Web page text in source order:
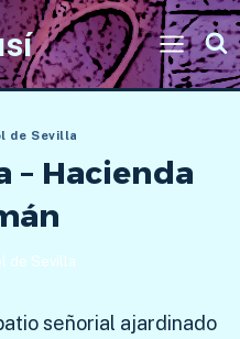
de Sevilla
– Hacienda
de Sevilla
señorial ajardinado